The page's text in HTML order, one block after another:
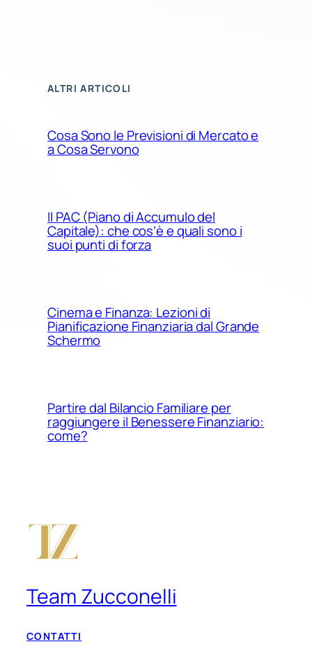
ALTRI ARTICOLI
Cosa Sono le Previsioni di Mercato e
a Cosa Servono
Il PAC (Piano di Accumulo del
Capitale): che cos’è e quali sono i
suoi punti di forza
Cinema e Finanza: Lezioni di
Pianificazione Finanziaria dal Grande
Schermo
Partire dal Bilancio Familiare per
raggiungere il Benessere Finanziario:
come?
Team Zucconelli
CONTATTI